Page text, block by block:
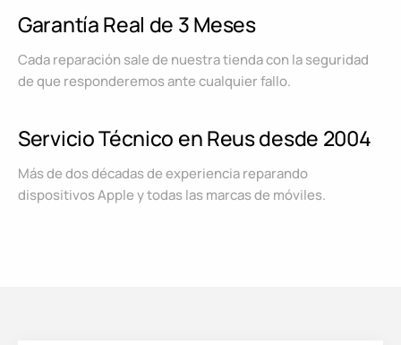
Garantía Real de 3 Meses
Cada reparación sale de nuestra tienda con la seguridad
de que responderemos ante cualquier fallo.
Servicio Técnico en Reus desde 2004
Más de dos décadas de experiencia reparando
dispositivos Apple y todas las marcas de móviles.